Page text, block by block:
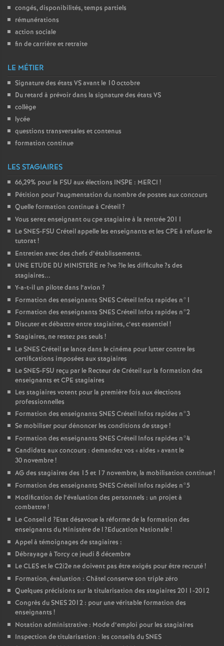
congés, disponibilités, temps partiels
rémunérations
action sociale
fin de carrière et retraite
LE MÉTIER
Signature des états VSavant le 10 octobre
Du retard à prévoir dans la signature des états VS
collège
lycée
questions transversales et contenus
formation continue
LES STAGIAIRES
66,29% pour la FSU aux élections INSPE : MERCI !
Pétition pour l’augmentation du nombre de postes aux concours
Quelle formation continue à Créteil?
Vous serez enseignant ou cpe stagiaire à la rentrée 2011
LeSNES-FSU Créteil appelle les enseignants et les CPE à refuser le
tutorat!
Entretien avec des chefs d’établissements.
UNE ETUDE DU MINISTERE re?ve?le les difficulte?s des
stagiaires...
Y-a-t-il un pilote dans l’avion ?
Formation des enseignants SNESCréteil Infos rapides n°1
Formation des enseignants SNESCréteil Infos rapides n°2
Discuter et débattre entre stagiaires, c’est essentiel!
Stagiaires, ne restez pas seuls !
LeSNESCréteil se lance dans le cinéma pour lutter contre les
certifications imposées aux stagiaires
LeSNES-FSU reçu par le Recteur de Créteil sur la formation des
enseignants etCPE stagiaires
Les stagiaires votent pour la première fois aux élections
professionnelles
Formation des enseignants SNESCréteil Infos rapides n°3
Se mobiliser pour dénoncer les conditions de stage!
Formation des enseignants SNESCréteil Infos rapides n°4
Candidats aux concours : demandez vos «aides » avant le
30 novembre!
AG des stagiaires des 15 et 17 novembre, la mobilisation continue!
Formation des enseignants SNESCréteil Infos rapides n°5
Modification de l’évaluation des personnels : un projet à
combattre!
Le Conseil d ?Etat désavoue la réforme de la formation des
enseignants du Ministère de l?Education Nationale!
Appel à témoignages de stagiaires :
Débrayage à Torcy ce jeudi 8 décembre
LeCLESet le C2i2e ne doivent pas être exigés pour être recruté!
Formation, évaluation : Châtel conserve son triple zéro
Quelques précisions sur la titularisation des stagiaires 2011-2012
Congrès duSNES2012 : pour une véritable formation des
enseignants !
Notation administrative : Mode d’emploi pour les stagiaires
Inspection de titularisation : les conseils duSNES